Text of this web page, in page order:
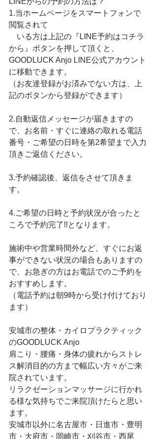
1.当ホームページをスマートフォンで
閲覧されて
いる方は上記の『LINE予約はコチラ
から』ボタンを押して頂くと、
GOODLUCK Anjo LINE公式アカウント
に移動できます。
（お友達登録がお済みでない方は、上
記のボタンから登録ができます）
2.自動返信メッセージが届きますの
で、お名前・すぐに連絡の取れる電話
番号・ご希望の日時を第2希望まで入力
頂きご返信ください。
3.予約確認後、返信をさせて頂きま
す。
4.ご希望の日時と予約状況が合ったと
ころで予約完了!!となります。
施術中や営業時間外など、すぐにお返
事ができない状況の場合もありますの
で、お急ぎの方はお電話でのご予約を
おすすめします。
（電話予約は朝9時から受け付けており
ます）
安城市の整体・カイロプラクティック
のGOODLUCK Anjo
肩こり・腰痛・身体の疲れからストレ
ス解消目的の方まで幅広い方々がご来
院されています。
リラクゼーションマッサージに行かれ
る様な気持ちでご来院頂けたらと思い
ます。
安城市以外に名古屋市・日進市・豊明
市・大府市・岡崎市・刈谷市・西尾